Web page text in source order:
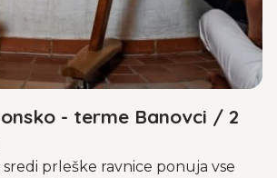
- terme Banovci / 2
prleške ravnice ponuja vse